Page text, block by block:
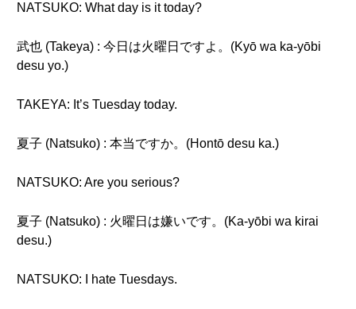
NATSUKO: What day is it today?
武也 (Takeya) : 今日は火曜日ですよ。(Kyō wa ka-yōbi
desu yo.)
TAKEYA: It’s Tuesday today.
夏子 (Natsuko) : 本当ですか。(Hontō desu ka.)
NATSUKO: Are you serious?
夏子 (Natsuko) : 火曜日は嫌いです。(Ka-yōbi wa kirai
desu.)
NATSUKO: I hate Tuesdays.